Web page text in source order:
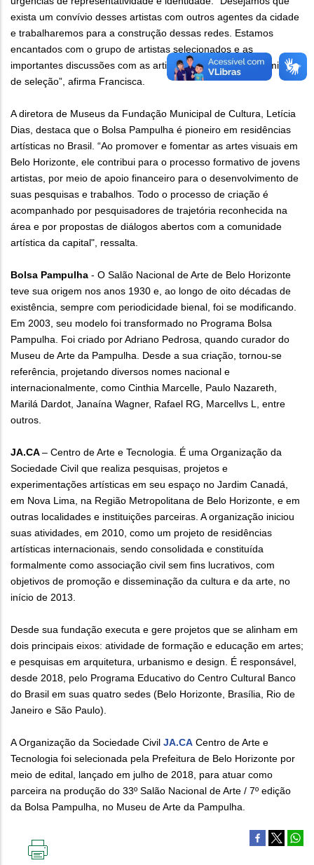
exista um convívio desses artistas com outros agentes da cidade
e trabalharemos para a construção dessas redes. Estamos
encantados com o grupo de artistas selecionados e as
importantes discussões com as artistas convidadas e a comissão
de seleção”, afirma Francisca.
A diretora de Museus da Fundação Municipal de Cultura, Letícia
Dias, destaca que o Bolsa Pampulha é pioneiro em residências
artísticas no Brasil. “Ao promover e fomentar as artes visuais em
Belo Horizonte, ele contribui para o processo formativo de jovens
artistas, por meio de apoio financeiro para o desenvolvimento de
suas pesquisas e trabalhos. Todo o processo de criação é
acompanhado por pesquisadores de trajetória reconhecida na
área e por propostas de diálogos abertos com a comunidade
artística da capital", ressalta.
Bolsa Pampulha - O Salão Nacional de Arte de Belo Horizonte
teve sua origem nos anos 1930 e, ao longo de oito décadas de
existência, sempre com periodicidade bienal, foi se modificando.
Em 2003, seu modelo foi transformado no Programa Bolsa
Pampulha. Foi criado por Adriano Pedrosa, quando curador do
Museu de Arte da Pampulha. Desde a sua criação, tornou-se
referência, projetando diversos nomes nacional e
internacionalmente, como Cinthia Marcelle, Paulo Nazareth,
Marilá Dardot, Janaína Wagner, Rafael RG, Marcellvs L, entre
outros.
JA.CA– Centro de Arte e Tecnologia. É uma Organização da
Sociedade Civil que realiza pesquisas, projetos e
experimentações artísticas em seu espaço no Jardim Canadá,
em Nova Lima, na Região Metropolitana de Belo Horizonte, e em
outras localidades e instituições parceiras. A organização iniciou
suas atividades, em 2010, como um projeto de residências
artísticas internacionais, sendo consolidada e constituída
formalmente como associação civil sem fins lucrativos, com
objetivos de promoção e disseminação da cultura e da arte, no
início de 2013.
Desde sua fundação executa e gere projetos que se alinham em
dois principais eixos: atividade de formação e educação em artes;
e pesquisas em arquitetura, urbanismo e design. É responsável,
desde 2018, pelo Programa Educativo do Centro Cultural Banco
do Brasil em suas quatro sedes (Belo Horizonte, Brasília, Rio de
Janeiro e São Paulo).
A Organização da Sociedade Civil JA.CA Centro de Arte e
Tecnologia foi selecionada pela Prefeitura de Belo Horizonte por
meio de edital, lançado em julho de 2018, para atuar como
parceira na produção do 33º Salão Nacional de Arte / 7º edição
da Bolsa Pampulha, no Museu de Arte da Pampulha.